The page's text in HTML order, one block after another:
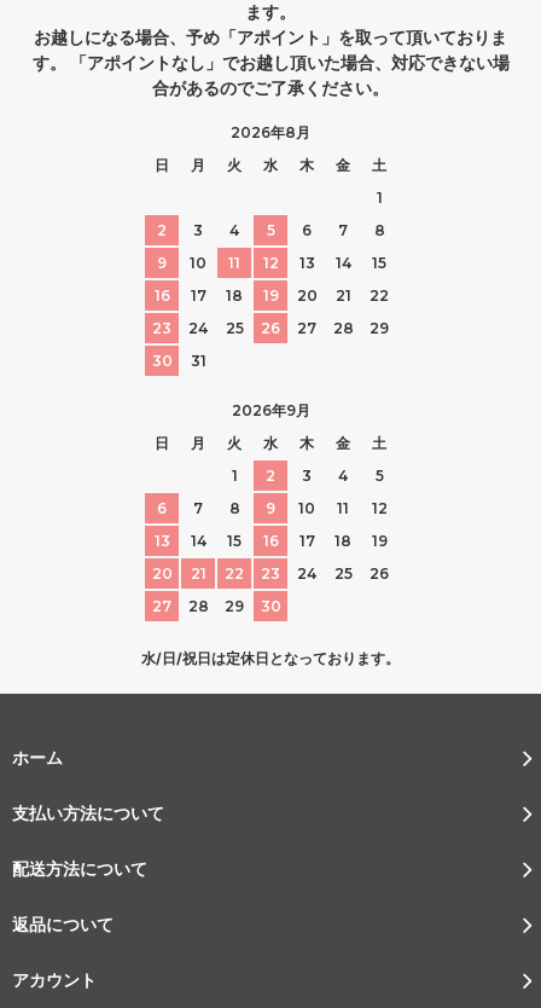
ます。
お越しになる場合、予め「アポイント」を取って頂いておりま
す。 「アポイントなし」でお越し頂いた場合、対応できない場
合があるのでご了承ください。
2026年8月
日
月 火 水 木 金
土
1
2
3 4 5 6 7
8
9
10 11 12 13 14
15
16
17 18 19 20 21
22
23
24 25 26 27 28
29
30
31
2026年9月
日
月 火 水 木 金
土
1
2 3 4
5
6
7 8 9 10 11
12
13
14 15 16 17 18
19
20
21 22 23 24 25
26
27
28 29 30
水/日/祝日は定休日となっております。
ホーム
支払い方法について
配送方法について
返品について
アカウント